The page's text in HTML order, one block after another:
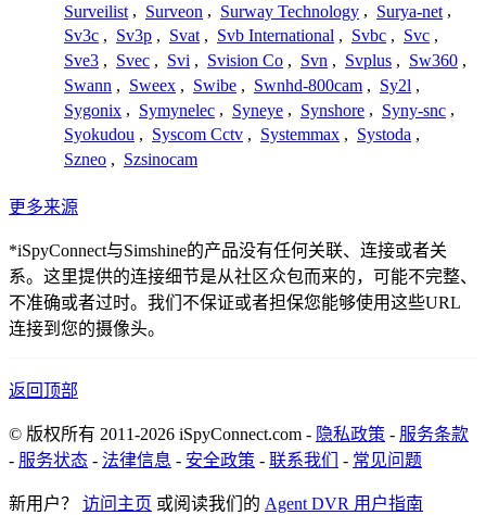
Surveilist , Surveon , Surway Technology , Surya-net ,
Sv3c , Sv3p , Svat , Svb International , Svbc , Svc ,
Sve3 , Svec , Svi , Svision Co , Svn , Svplus , Sw360 ,
Swann , Sweex , Swibe , Swnhd-800cam , Sy2l ,
Sygonix , Symynelec , Syneye , Synshore , Syny-snc ,
Syokudou , Syscom Cctv , Systemmax , Systoda ,
Szneo , Szsinocam
更多来源
*iSpyConnect与Simshine的产品没有任何关联、连接或者关
系。这里提供的连接细节是从社区众包而来的，可能不完整、
不准确或者过时。我们不保证或者担保您能够使用这些URL
连接到您的摄像头。
返回顶部
© 版权所有 2011-2026 iSpyConnect.com - 隐私政策 - 服务条款
- 服务状态 - 法律信息 - 安全政策 - 联系我们 - 常见问题
新用户？ 访问主页 或阅读我们的 Agent DVR 用户指南